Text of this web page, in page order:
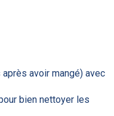
avoir mangé) avec
bien nettoyer les